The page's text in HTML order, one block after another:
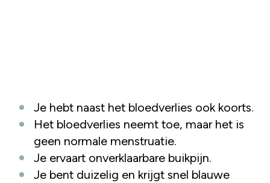
Je hebt naast het bloedverlies ook koorts.
Het bloedverlies neemt toe, maar het is
geen normale menstruatie.
Je ervaart onverklaarbare buikpijn.
Je bent duizelig en krijgt snel blauwe